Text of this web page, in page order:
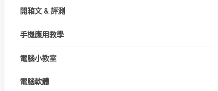
開箱文 & 評測
手機應用教學
電腦小教室
電腦軟體